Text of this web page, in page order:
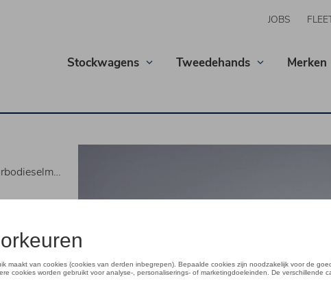
JOBS
Stockwagens Tweedehands Merken
Volkswagen-bestseller